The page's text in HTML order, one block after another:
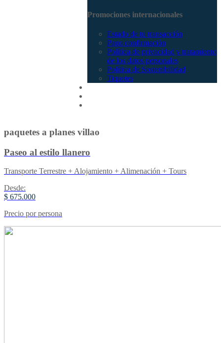
Promociones internacionales
Estado de tu transacción
Pago confirmación
Política de privacidad y tratamiento
de los datos personales
Política de Sostenibilidad
Tiquetes
paquetes a planes villao
Paseo al estilo llanero
Transporte Terrestre + Alojamiento + Alimenación + Tours
Desde:
$ 675.000
Precio por persona